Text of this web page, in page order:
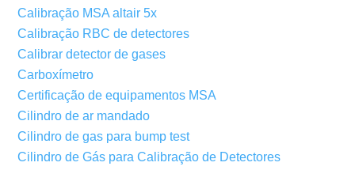
Calibração MSA altair 5x
Calibração RBC de detectores
Calibrar detector de gases
Carboxímetro
Certificação de equipamentos MSA
Cilindro de ar mandado
Cilindro de gas para bump test
Cilindro de Gás para Calibração de Detectores